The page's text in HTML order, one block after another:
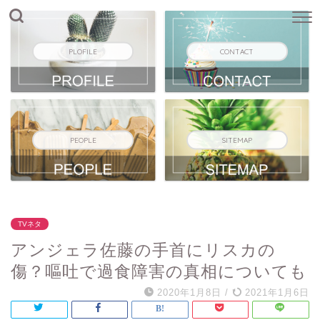
PLOFILE CONTACT
PEOPLE SITEMAP
TVネタ
アンジェラ佐藤の手首にリスカの
傷？嘔吐で過食障害の真相についても
2020年1月8日 / 2021年1月6日